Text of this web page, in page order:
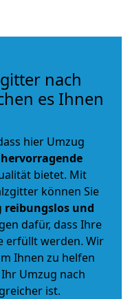
nach
es Ihnen
hier Umzug
hervorragende
bietet. Mit
können Sie
reibungslos und
dafür, dass Ihre
erfüllt werden. Wir
Ihnen zu helfen
Umzug nach
ist.